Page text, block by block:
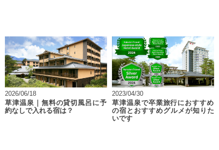
2026/06/18
草津温泉｜無料の貸切風呂に予
約なしで入れる宿は？
2023/04/30
草津温泉で卒業旅行におすすめ
の宿とおすすめグルメが知りた
いです